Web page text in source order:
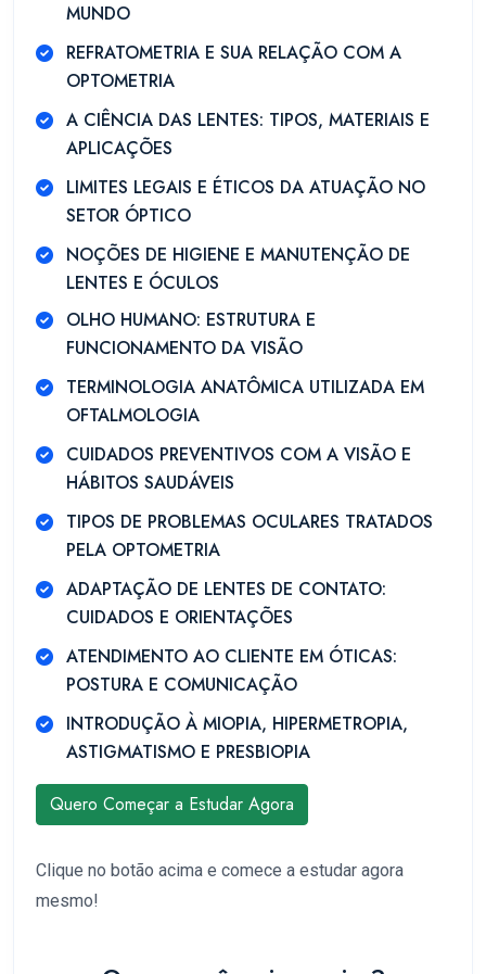
MUNDO
REFRATOMETRIA E SUA RELAÇÃO COM A
OPTOMETRIA
A CIÊNCIA DAS LENTES: TIPOS, MATERIAIS E
APLICAÇÕES
LIMITES LEGAIS E ÉTICOS DA ATUAÇÃO NO
SETOR ÓPTICO
NOÇÕES DE HIGIENE E MANUTENÇÃO DE
LENTES E ÓCULOS
OLHO HUMANO: ESTRUTURA E
FUNCIONAMENTO DA VISÃO
TERMINOLOGIA ANATÔMICA UTILIZADA EM
OFTALMOLOGIA
CUIDADOS PREVENTIVOS COM A VISÃO E
HÁBITOS SAUDÁVEIS
TIPOS DE PROBLEMAS OCULARES TRATADOS
PELA OPTOMETRIA
ADAPTAÇÃO DE LENTES DE CONTATO:
CUIDADOS E ORIENTAÇÕES
ATENDIMENTO AO CLIENTE EM ÓTICAS:
POSTURA E COMUNICAÇÃO
INTRODUÇÃO À MIOPIA, HIPERMETROPIA,
ASTIGMATISMO E PRESBIOPIA
Quero Começar a Estudar Agora
Clique no botão acima e comece a estudar agora
mesmo!